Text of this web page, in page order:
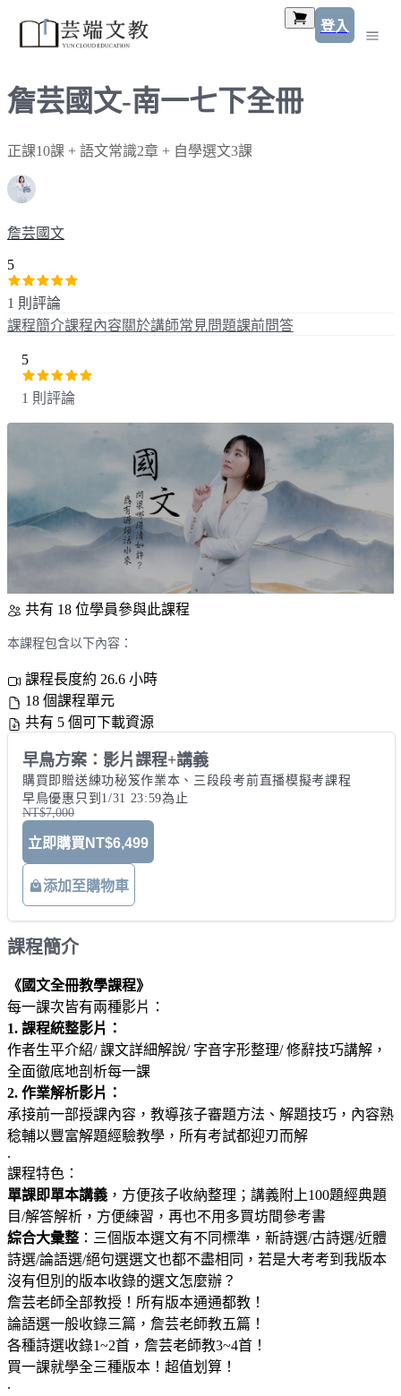
登入
詹芸國文-南一七下全冊
正課10課 + 語文常識2章 + 自學選文3課
詹芸國文
5
1 則評論
課程簡介課程內容關於講師常見問題課前問答
5
1 則評論
共有 18 位學員參與此課程
本課程包含以下內容：
課程長度約 26.6 小時
18 個課程單元
共有 5 個可下載資源
早鳥方案：影片課程+講義
購買即贈送練功秘笈作業本、三段段考前直播模擬考課程
早鳥優惠只到1/31 23:59為止
NT$7,000
立即購買 NT$6,499
添加至購物車
課程簡介
《國文全冊教學課程》
每一課次皆有兩種影片：
1. 課程統整影片：
作者生平介紹/ 課文詳細解說/ 字音字形整理/ 修辭技巧講解，
全面徹底地剖析每一課
2. 作業解析影片：
承接前一部授課內容，教導孩子審題方法、解題技巧，內容熟
稔輔以豐富解題經驗教學，所有考試都迎刃而解
.
課程特色：
單課即單本講義 ，方便孩子收納整理；講義附上100題經典題
目/解答解析，方便練習，再也不用多買坊間參考書
綜合大彙整 ：三個版本選文有不同標準，新詩選/古詩選/近體
詩選/論語選/絕句選選文也都不盡相同，若是大考考到我版本
沒有但別的版本收錄的選文怎麼辦？
詹芸老師全部教授！所有版本通通都教！
論語選一般收錄三篇，詹芸老師教五篇！
各種詩選收錄1~2首，詹芸老師教3~4首！
買一課就學全三種版本！超值划算！
.